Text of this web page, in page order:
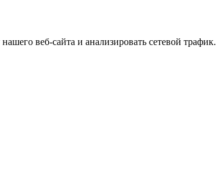
веб-сайта и анализировать сетевой трафик.